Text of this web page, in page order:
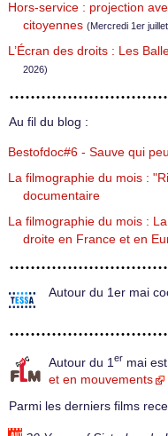
Hors-service : projection
citoyennes (Mercredi 1er
L’Écran des droits : Les
2026)
Au fil du blog :
Bestofdoc#6 - Sauve qui
La filmographie du mois :
documentaire
La filmographie du mois :
droite en France et en
Autour du 1er mai
Autour du 1 er mai
et en mouvements
Parmi les derniers films